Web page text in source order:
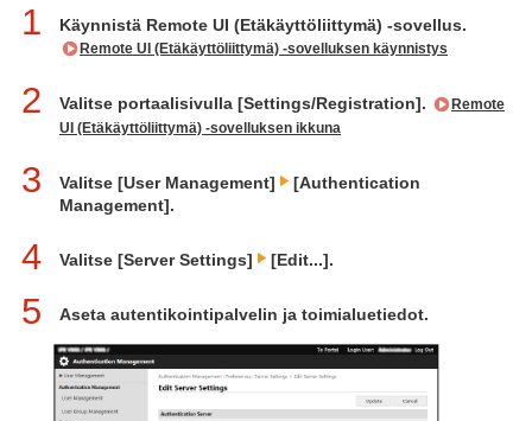
1 Käynnistä Remote UI (Etäkäyttöliittymä) -sovellus.
Remote UI (Etäkäyttöliittymä) -sovelluksen käynnistys
2 Valitse portaalisivulla [Settings/Registration].
Remote
UI (Etäkäyttöliittymä) -sovelluksen ikkuna
3 Valitse [User Management]
[Authentication
Management].
4 Valitse [Server Settings] [Edit...].
5 Aseta autentikointipalvelin ja toimialuetiedot.